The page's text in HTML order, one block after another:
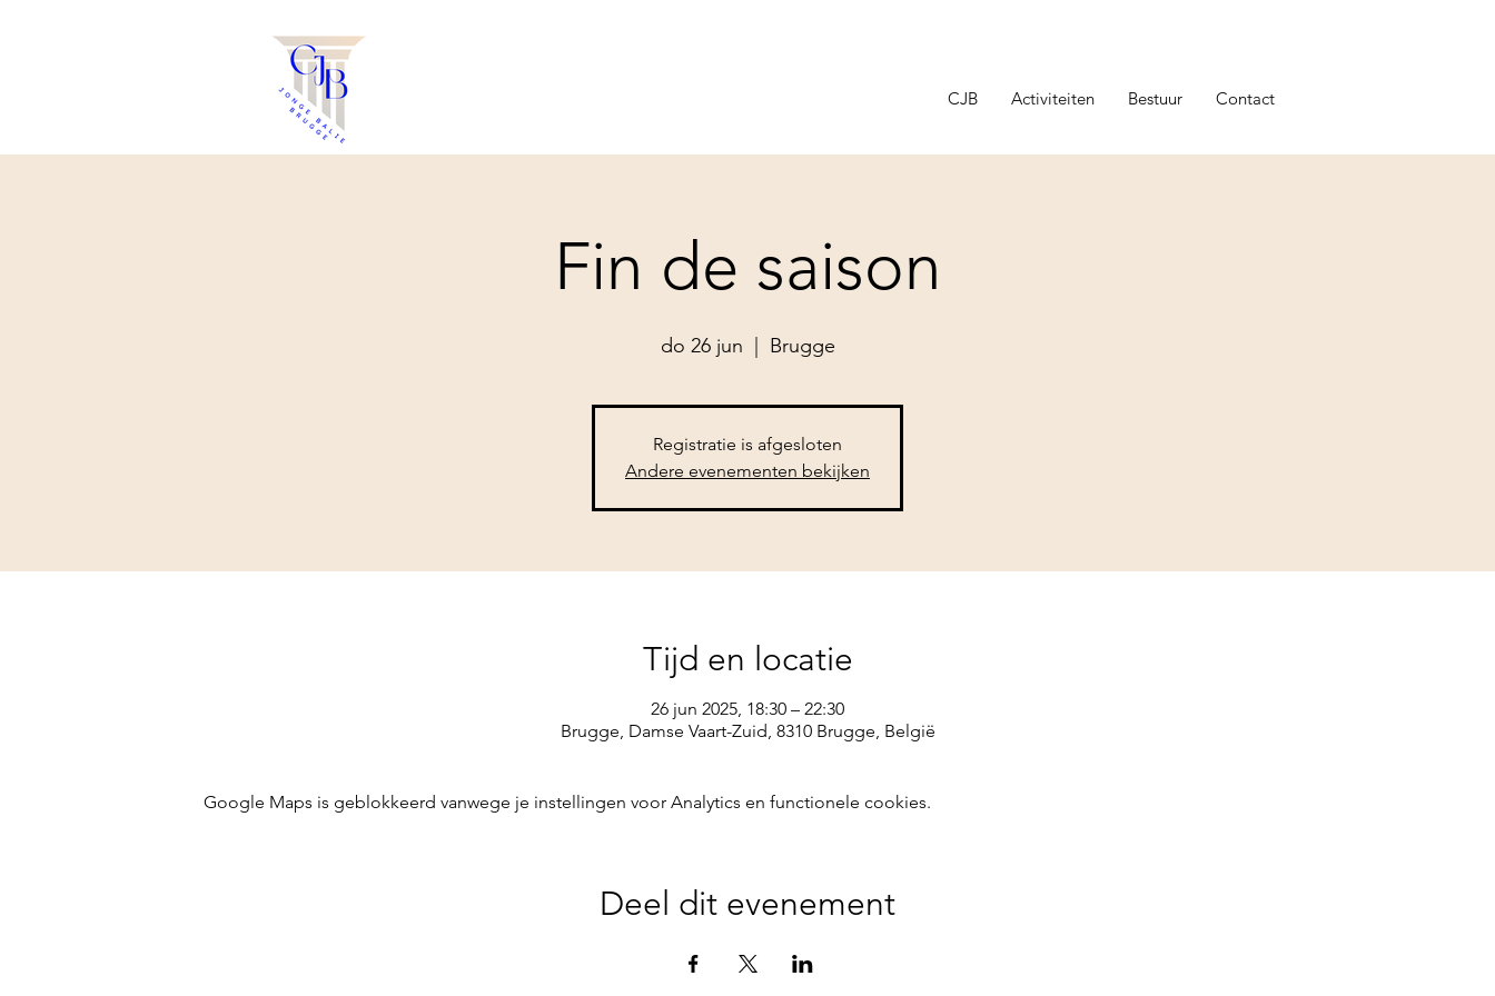
CJB Activiteiten Bestuur Contact
Fin de saison
do 26 jun Brugge
Registratie is afgesloten
Andere evenementen bekijken
Tijd en locatie
26 jun 2025, 18:30 – 22:30
Brugge, Damse Vaart-Zuid, 8310 Brugge, België
Google Maps is geblokkeerd vanwege je instellingen voor Analytics en functionele cookies.
Deel dit evenement